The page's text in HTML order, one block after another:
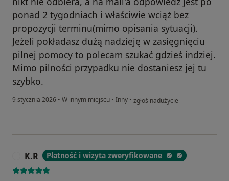
ponad 2 tygodniach i właściwie wciąż bez
propozycji terminu(mimo opisania sytuacji).
Jeżeli pokładasz dużą nadzieję w zasięgnięciu
pilnej pomocy to polecam szukać gdzieś indziej.
Mimo pilności przypadku nie dostaniesz jej tu
szybko.
9 stycznia 2026 • W innym miejscu • Inny • w opinii użytkownika Dominika
zgłoś nadużycie
K.R Płatność i wizyta zweryfikowane